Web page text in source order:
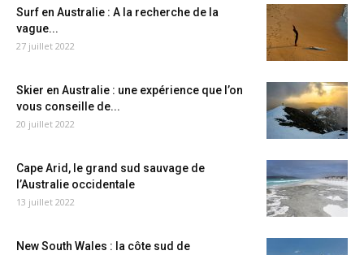
Surf en Australie : A la recherche de la
vague...
27 juillet 2022
Skier en Australie : une expérience que l’on
vous conseille de...
20 juillet 2022
Cape Arid, le grand sud sauvage de
l’Australie occidentale
13 juillet 2022
New South Wales : la côte sud de